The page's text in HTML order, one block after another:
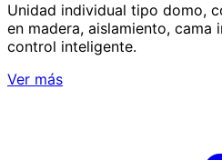
Unidad individual tipo domo,
en madera, aislamiento, cama
control inteligente.
Ver más